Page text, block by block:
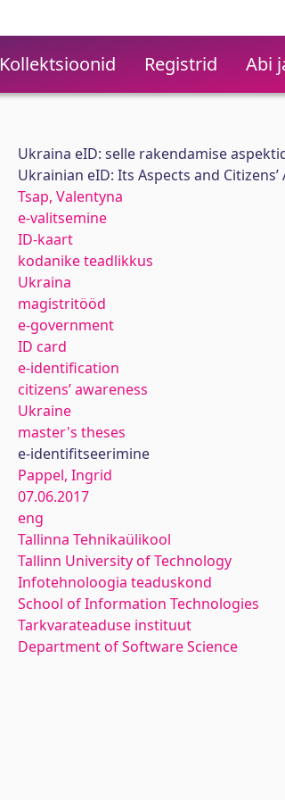
Kollektsioonid Registrid Abi
Ukraina eID: selle rakendamise
Ukrainian eID: Its Aspects and
Tsap, Valentyna
e-valitsemine
ID-kaart
kodanike teadlikkus
Ukraina
magistritööd
e-government
ID card
e-identification
citizens’ awareness
Ukraine
master's theses
e-identifitseerimine
Pappel, Ingrid
07.06.2017
eng
Tallinna Tehnikaülikool
Tallinn University of Technology
Infotehnoloogia teaduskond
School of Information Technologies
Tarkvarateaduse instituut
Department of Software Science